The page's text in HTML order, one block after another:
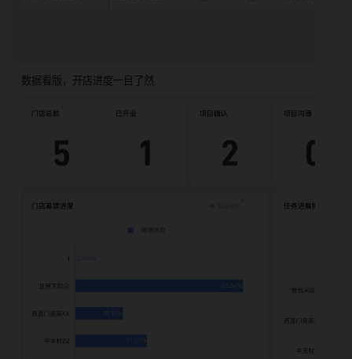
数据看版，开店进度一目了然